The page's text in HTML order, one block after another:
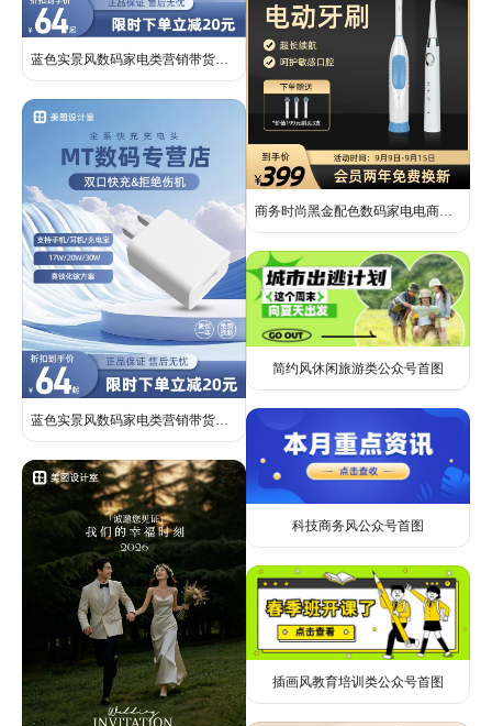
蓝色实景风数码家电类营销带货快充充电头电商主图
蓝色实景风数码家电类营销带货快充充电头电商主图
商务时尚黑金配色数码家电电商主图
简约风休闲旅游类公众号首图
科技商务风公众号首图
插画风教育培训类公众号首图